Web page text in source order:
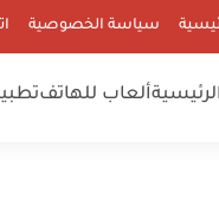
سياسة الخصوصية
ألعاب للهاتف